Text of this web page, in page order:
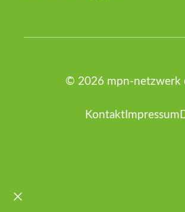
© 2026 mpn-netzwerk
Kontakt Impressum